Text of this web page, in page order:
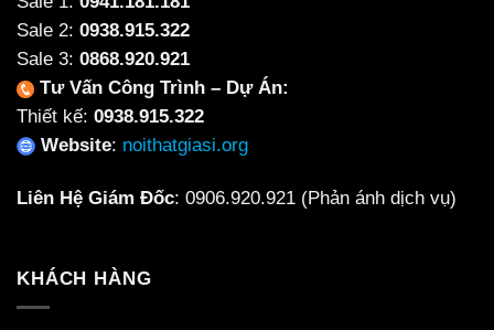
Sale 2: 0938.915.322
Sale 3: 0868.920.921
Tư Vấn Công Trình – Dự Án:
Thiết kế: 0938.915.322
Website: noithatgiasi.org
Liên Hệ Giám Đốc: 0906.920.921 (Phản ánh dịch vụ)
KHÁCH HÀNG